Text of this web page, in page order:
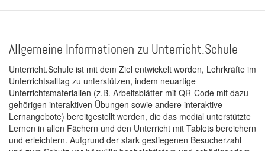
Allgemeine Informationen zu Unterricht.Schule
Unterricht.Schule ist mit dem Ziel entwickelt worden, Lehrkräfte im
Unterrichtsalltag zu unterstützen, indem neuartige
Unterrichtsmaterialien (z.B. Arbeitsblätter mit QR-Code mit dazu
gehörigen interaktiven Übungen sowie andere interaktive
Lernangebote) bereitgestellt werden, die das medial unterstützte
Lernen in allen Fächern und den Unterricht mit Tablets bereichern
und erleichtern. Aufgrund der stark gestiegenen Besucherzahl